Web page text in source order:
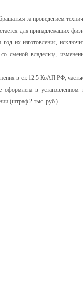
за проведением
для принадлежащих
их изготовления,
сменой владельца,
в ст. 12.5 КоАП РФ,
в установленном
(штраф 2 тыс. руб.).